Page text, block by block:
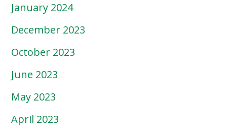
January 2024
December 2023
October 2023
June 2023
May 2023
April 2023